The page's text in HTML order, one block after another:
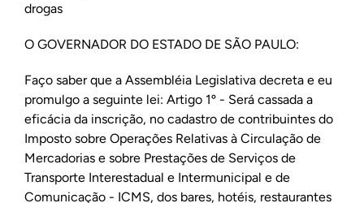
drogas
O GOVERNADOR DO ESTADO DE SÃO PAULO:
Faço saber que a Assembléia Legislativa decreta e eu
promulgo a seguinte lei: Artigo 1º - Será cassada a
eficácia da inscrição, no cadastro de contribuintes do
Imposto sobre Operações Relativas à Circulação de
Mercadorias e sobre Prestações de Serviços de
Transporte Interestadual e Intermunicipal e de
Comunicação - ICMS, dos bares, hotéis, restaurantes